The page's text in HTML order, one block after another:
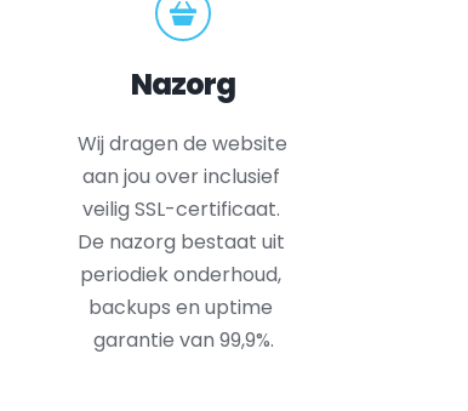
Nazorg
Wij dragen de website
aan jou over inclusief
veilig SSL-certificaat.
De nazorg bestaat uit
periodiek onderhoud,
backups en uptime
garantie van 99,9%.